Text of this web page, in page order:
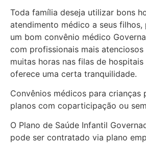
Toda família deseja utilizar bons
atendimento médico a seus
um bom convênio médico
com profissionais mais
muitas horas nas filas de
oferece uma certa tranquilidade.
Convênios médicos para crianças
planos com coparticipação ou
O Plano de Saúde Infantil
pode ser contratado via plano